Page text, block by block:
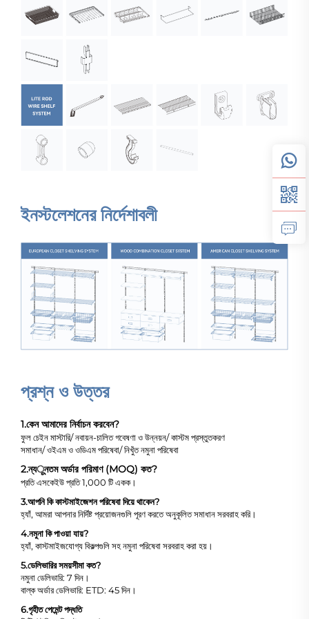
ইনস্টলেশনের নির্দেশাবলী
প্রশ্ন ও উত্তর
1.কেন আমাদের নির্বাচন করবেন?
ফুল চেইন মাস্টারি/ নবায়ন-চালিত গবেষণা ও উন্নয়ন/ কাস্টম প্রস্তুতকরণ
সমাধান/ ওইএম ও ওডিএম পরিষেবা/ নিখুঁত নমুনা পরিষেবা
2.ন্যूনতম অর্ডার পরিমাণ (MOQ) কত?
প্রতি এসকেইউ প্রতি 1,000 টি একক।
3.আপনি কি কাস্টমাইজেশন পরিষেবা দিয়ে থাকেন?
হ্যাঁ, আমরা আপনার নির্দিষ্ট প্রয়োজনগুলি পূরণ করতে অনুকূলিত সমাধান সরবরাহ করি।
4.নমুনা কি পাওয়া যায়?
হ্যাঁ, কাস্টমাইজযোগ্য বিকল্পগুলি সহ নমুনা পরিষেবা সরবরাহ করা হয়।
5.ডেলিভারির সময়সীমা কত?
নমুনা ডেলিভারি: 7 দিন।
বাল্ক অর্ডার ডেলিভারি: ETD: 45 দিন।
6.গৃহীত পেমেন্ট পদ্ধতি